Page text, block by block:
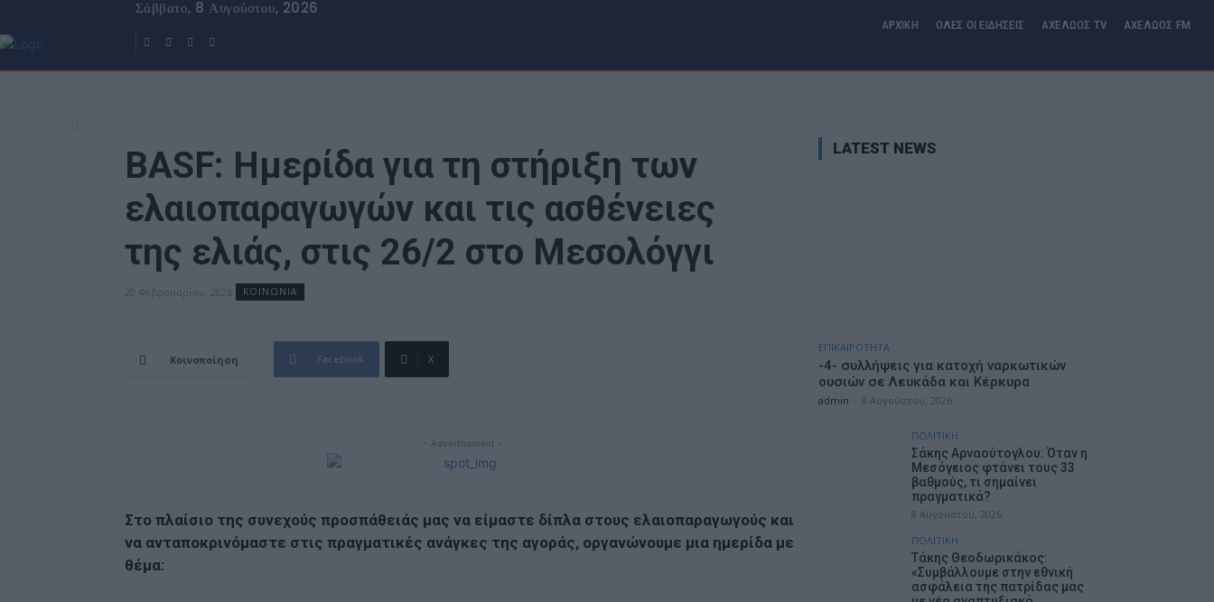
Σάββατο, 8 Αυγούστου, 2026
ΑΡΧΙΚΗ ΟΛΕΣ ΟΙ ΕΙΔΗΣΕΙΣ ΑΧΕΛΩΟΣ TV ΑΧΕΛΩΟΣ FM
BASF: Ημερίδα για τη στήριξη των
ελαιοπαραγωγών και τις ασθένειες
της ελιάς, στις 26/2 στο Μεσολόγγι
20 Φεβρουαρίου, 2026 ΚΟΙΝΩΝΙΑ
Κοινοποίηση Facebook X
- Advertisement -
Στο πλαίσιο της συνεχούς προσπάθειάς μας να είμαστε δίπλα στους ελαιοπαραγωγούς και
να ανταποκρινόμαστε στις πραγματικές ανάγκες της αγοράς, οργανώνουμε μια ημερίδα με
θέμα:
LATEST NEWS
ΕΠΙΚΑΙΡΟΤΗΤΑ
-4- συλλήψεις για κατοχή ναρκωτικών
ουσιών σε Λευκάδα και Κέρκυρα
admin 8 Αυγούστου, 2026
ΠΟΛΙΤΙΚΗ
Σάκης Αρναούτογλου: Όταν η
Μεσόγειος φτάνει τους 33
βαθμούς, τι σημαίνει
πραγματικά?
8 Αυγούστου, 2026
ΠΟΛΙΤΙΚΗ
Τάκης Θεοδωρικάκος:
«Συμβάλλουμε στην εθνική
ασφάλεια της πατρίδας μας